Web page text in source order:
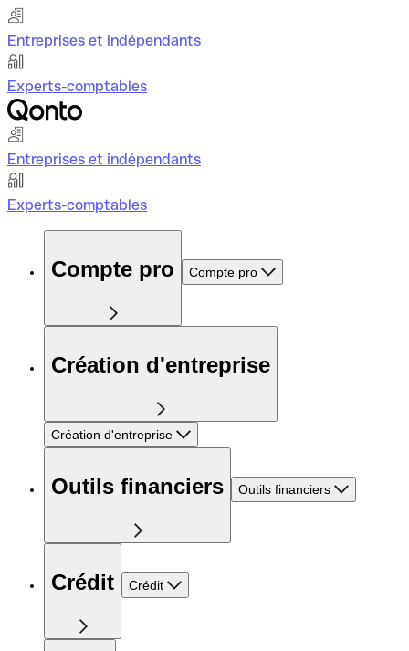
Entreprises et indépendants
Experts-comptables
Entreprises et indépendants
Experts-comptables
Compte pro Compte pro
Création d'entreprise
Création d'entreprise
Outils financiers Outils financiers
Crédit Crédit